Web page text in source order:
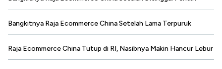
Bangkitnya Raja Ecommerce China Setelah Lama Terpuruk
Raja Ecommerce China Tutup di RI, Nasibnya Makin Hancur Lebur